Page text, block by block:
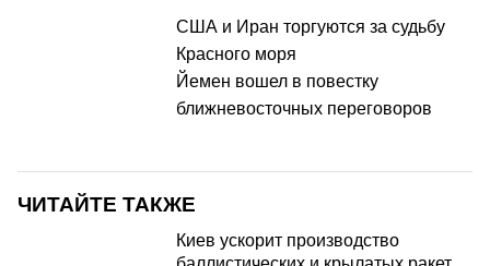
США и Иран торгуются за судьбу
Красного моря
Йемен вошел в повестку
ближневосточных переговоров
ЧИТАЙТЕ ТАКЖЕ
Киев ускорит производство